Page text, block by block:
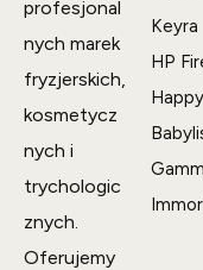
profesjonal
nych marek
fryzjerskich,
kosmetycz
nych i
trychologic
znych.
Oferujemy
Keyra
HP